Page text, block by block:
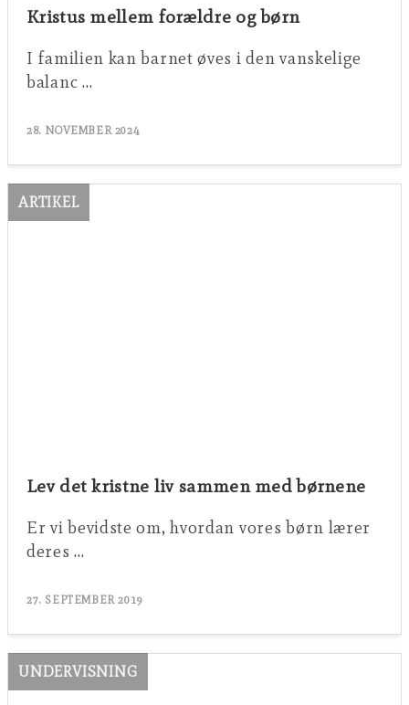
Kristus mellem forældre og børn
I familien kan barnet øves i den vanskelige
balanc …
28. NOVEMBER 2024
ARTIKEL
Lev det kristne liv sammen med børnene
Er vi bevidste om, hvordan vores børn lærer
deres …
27. SEPTEMBER 2019
UNDERVISNING